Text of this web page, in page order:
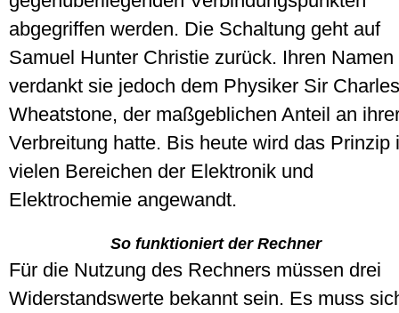
abgegriffen werden. Die Schaltung geht auf
Samuel Hunter Christie zurück. Ihren Namen
verdankt sie jedoch dem Physiker Sir Charles
Wheatstone, der maßgeblichen Anteil an
Verbreitung hatte. Bis heute wird das Prinzip
vielen Bereichen der Elektronik und
Elektrochemie angewandt.
So funktioniert der Rechner
Für die Nutzung des Rechners müssen drei
Widerstandswerte bekannt sein. Es muss